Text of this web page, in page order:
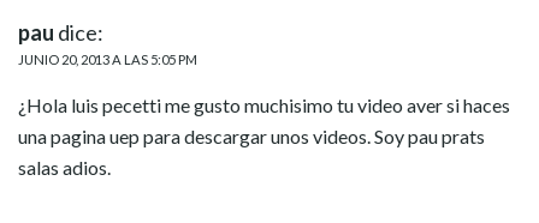
pau dice:
JUNIO 20, 2013 A LAS 5:05 PM
¿Hola luis pecetti me gusto muchisimo tu video aver si haces
una pagina uep para descargar unos videos. Soy pau prats
salas adios.